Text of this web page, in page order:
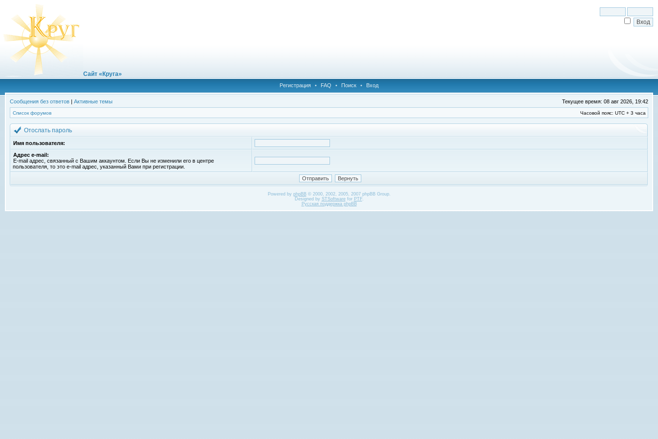
Сайт «Круга»
Регистрация • FAQ • Поиск • Вход
Сообщения без ответов | Активные темы Текущее время: 08 авг 2026, 19:42
Список форумов Часовой пояс: UTC + 3 часа
Отослать пароль
Имя пользователя:
Адрес e-mail:
E-mail адрес, связанный с Вашим аккаунтом. Если Вы не изменили его в центре
пользователя, то это e-mail адрес, указанный Вами при регистрации.
Powered by phpBB© 2000, 2002, 2005, 2007 phpBB Group.
Designed by STSoftwarefor PTF.
Русская поддержка phpBB